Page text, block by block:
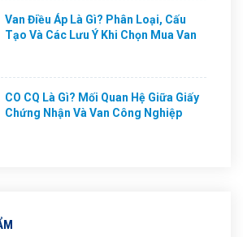
Van Điều Áp Là Gì? Phân Loại, Cấu
Tạo Và Các Lưu Ý Khi Chọn Mua Van
CO CQ Là Gì? Mối Quan Hệ Giữa Giấy
Chứng Nhận Và Van Công Nghiệp